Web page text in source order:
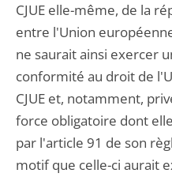
CJUE elle-même, de la
entre l'Union
ne saurait ainsi exercer
conformité au droit de
CJUE et, notamment,
force obligatoire dont
par l'article 91 de son
motif que celle-ci aurait